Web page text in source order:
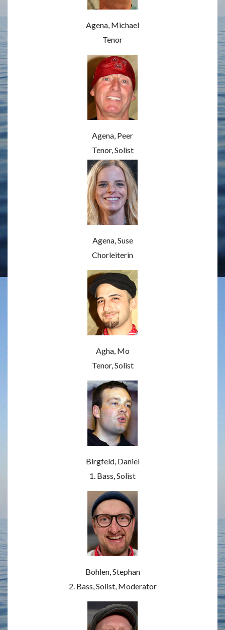
Agena, Michael
Tenor
Agena, Peer
Tenor, Solist
Agena, Suse
Chorleiterin
Agha, Mo
Tenor, Solist
Birgfeld, Daniel
1. Bass, Solist
Bohlen, Stephan
2. Bass, Solist, Moderator